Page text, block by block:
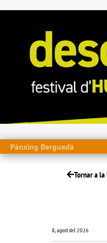
Pànxing Berguedà
Tornar a la
8, agost del 2026